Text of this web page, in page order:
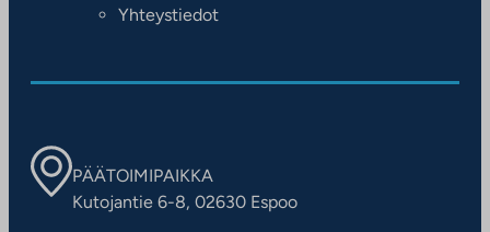
Yhteystiedot
PÄÄTOIMIPAIKKA
Kutojantie 6-8, 02630 Espoo